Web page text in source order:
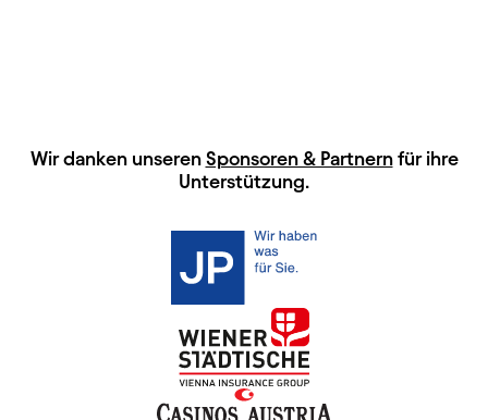
HAUPTSPONSOREN
Wir danken unseren Sponsoren & Partnernfür ihre
Unterstützung.